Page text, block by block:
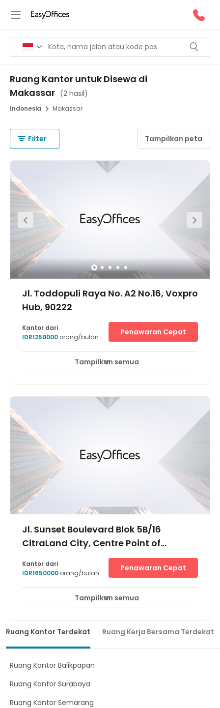
Ruang Kantor untuk Disewa di
Makassar (2 hasil)
Indonesia Makassar
Filter Tampilkan peta
Jl. Toddopuli Raya No. A2 No.16, Voxpro
Hub, 90222
Kantor dari
IDR1250000 orang/bulan
Penawaran Cepat
Tampilkan semua
Jl. Sunset Boulevard Blok 5B/16
CitraLand City, Centre Point of
Indonesia (CPI) Kel. Maccini Sombala
Kec. Tamalate, 90224
Kantor dari
IDR1650000 orang/bulan
Penawaran Cepat
Tampilkan semua
Ruang Kantor Terdekat Ruang Kerja Bersama Terdekat
Ruang Kantor Balikpapan
Ruang Kantor Surabaya
Ruang Kantor Semarang